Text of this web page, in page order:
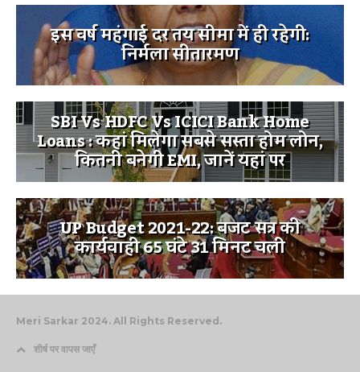
इस वर्ष महंगाई दर तय सीमा में ही रहेगी:
निर्मला सीतारमण
SBI Vs HDFC Vs ICICI Bank Home
Loans : कहां मिलेगा सबसे सस्ता होम लोन,
कितनी बनेगी EMI, जानें यहां पर
UP Budget 2021-22: बजट सत्र की
कार्यवाही 65 घंटे 31 मिनट चली
Meri Sarkar 2024. All Rights Reserved.
शीर्ष पर वापस जाएँ